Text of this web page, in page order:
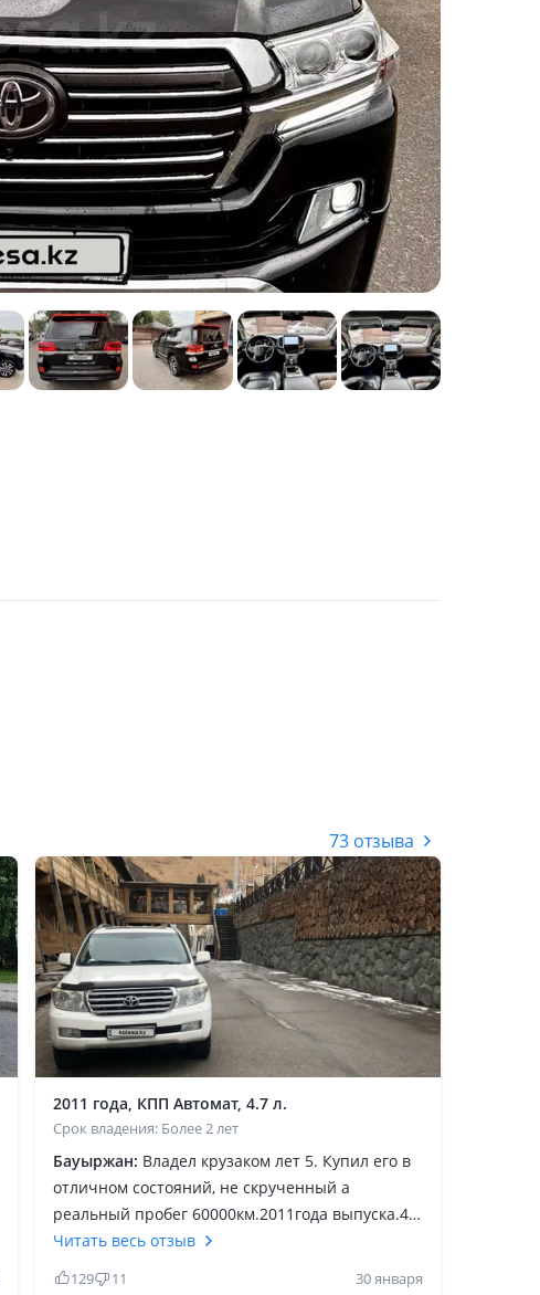
73 отзыва
2011 года, КПП Автомат, 4.7 л.
Срок владения: Более 2 лет
Бауыржан: Владел крузаком лет 5. Купил его в
отличном состояний, не скрученный а
реальный пробег 60000км.2011года выпуска.4,
7 литра. Европеец. Первый владелец покупал в
Жетысу центре. Я второй владелец. Крузак был
Читать весь отзыв
129 11 30 января